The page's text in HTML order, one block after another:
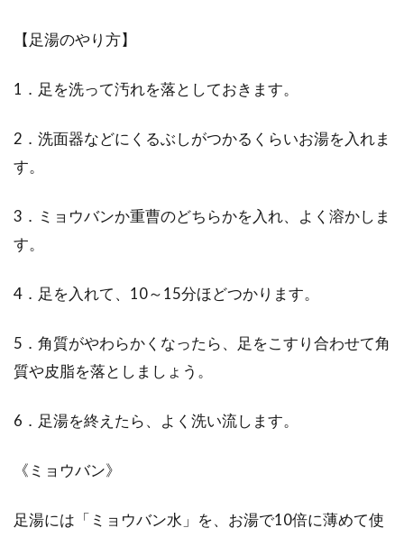
【足湯のやり方】
1．足を洗って汚れを落としておきます。
2．洗面器などにくるぶしがつかるくらいお湯を入れま
す。
3．ミョウバンか重曹のどちらかを入れ、よく溶かしま
す。
4．足を入れて、10～15分ほどつかります。
5．角質がやわらかくなったら、足をこすり合わせて角
質や皮脂を落としましょう。
6．足湯を終えたら、よく洗い流します。
《ミョウバン》
足湯には「ミョウバン水」を、お湯で10倍に薄めて使